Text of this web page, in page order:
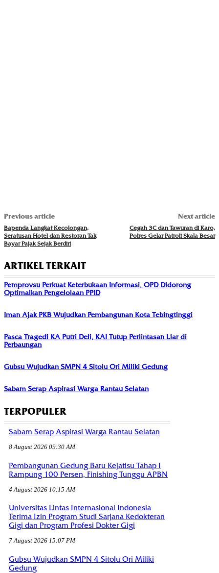
Previous article
Bapenda Langkat Kecolongan,
Seratusan Hotel dan Restoran Tak
Bayar Pajak Sejak Berdiri
Next article
Cegah 3C dan Tawuran di Karo,
Polres Gelar Patroli Skala Besar
ARTIKEL TERKAIT
Pemprovsu Perkuat Keterbukaan Informasi, OPD Didorong
Optimalkan Pengelolaan PPID
Iman Ajak PKB Wujudkan Pembangunan Kota Tebingtinggi
Pasca Tragedi KA Putri Deli, KAI Tutup Perlintasan Liar di
Perbaungan
Gubsu Wujudkan SMPN 4 Sitolu Ori Miliki Gedung
Sabam Serap Aspirasi Warga Rantau Selatan
TERPOPULER
Sabam Serap Aspirasi Warga Rantau Selatan
8 August 2026 09:30 AM
Pembangunan Gedung Baru Kejatisu Tahap I
Rampung 100 Persen, Finishing Tunggu APBN
4 August 2026 10:15 AM
Universitas Lintas Internasional Indonesia
Terima Izin Program Studi Sarjana Kedokteran
Gigi dan Program Profesi Dokter Gigi
7 August 2026 15:07 PM
Gubsu Wujudkan SMPN 4 Sitolu Ori Miliki
Gedung